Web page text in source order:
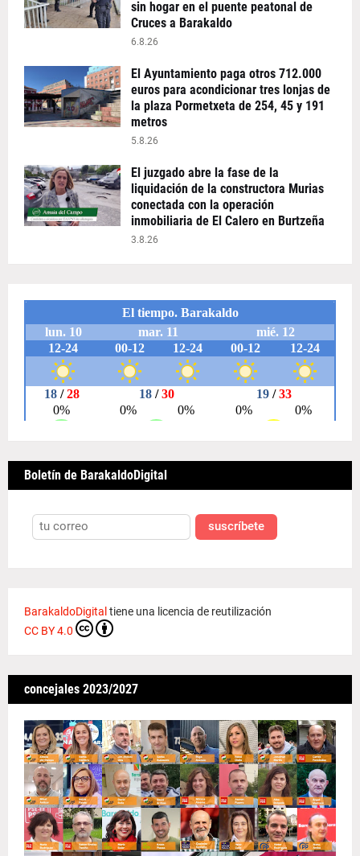
sin hogar en el puente peatonal de
Cruces a Barakaldo
6.8.26
El Ayuntamiento paga otros 712.000
euros para acondicionar tres lonjas de
la plaza Pormetxeta de 254, 45 y 191
metros
5.8.26
El juzgado abre la fase de la
liquidación de la constructora Murias
conectada con la operación
inmobiliaria de El Calero en Burtzeña
3.8.26
Boletín de BarakaldoDigital
suscríbete
BarakaldoDigital tiene una licencia de reutilización
CC BY 4.0
concejales 2023/2027